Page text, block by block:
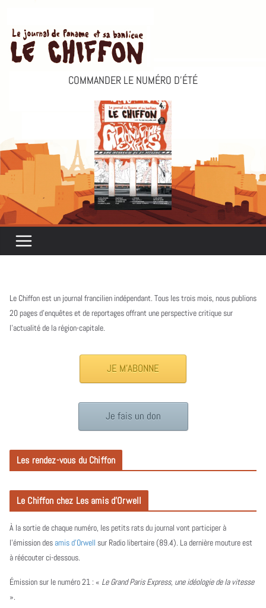
contenu
COMMANDER LE NUMÉRO D’ÉTÉ
Le Chiffon est un journal francilien indépendant. Tous les trois mois, nous publions
20 pages d’enquêtes et de reportages offrant une perspective critique sur
l’actualité de la région-capitale.
JE M'ABONNE
Je fais un don
Les rendez-vous du Chiffon
Le Chiffon chez Les amis d’Orwell
À la sortie de chaque numéro, les petits rats du journal vont participer à
l’émission des amis d’Orwell sur Radio libertaire (89.4). La dernière mouture est
à réécouter ci-dessous.
Émission sur le numéro 21 : « Le Grand Paris Express, une idéologie de la vitesse
».